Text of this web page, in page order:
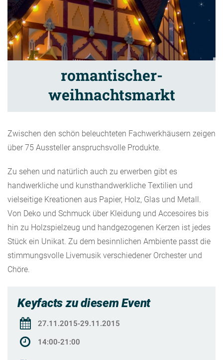
romantischer-
weihnachtsmarkt
Zwischen den schön beleuchteten Fachwerkhäusern zeigen
über 75 Aussteller anspruchsvolle Produkte.
Zu sehen und natürlich auch zu erwerben gibt es
handwerkliche und kunsthandwerkliche Textilien und
vielseitige Kreationen aus Papier, Holz, Glas und Metall.
Von Deko und Schmuck über Kleidung und Accesoires bis
hin zu Holzspielzeug und handgezogenen Kerzen ist jedes
Stück ein Unikat. Zu dem besinnlichen Ambiente passt die
stimmungsvolle Livemusik verschiedener Orchester und
Chöre.
Keyfacts zu diesem Event
27.11.2015-29.11.2015
14:00-21:00